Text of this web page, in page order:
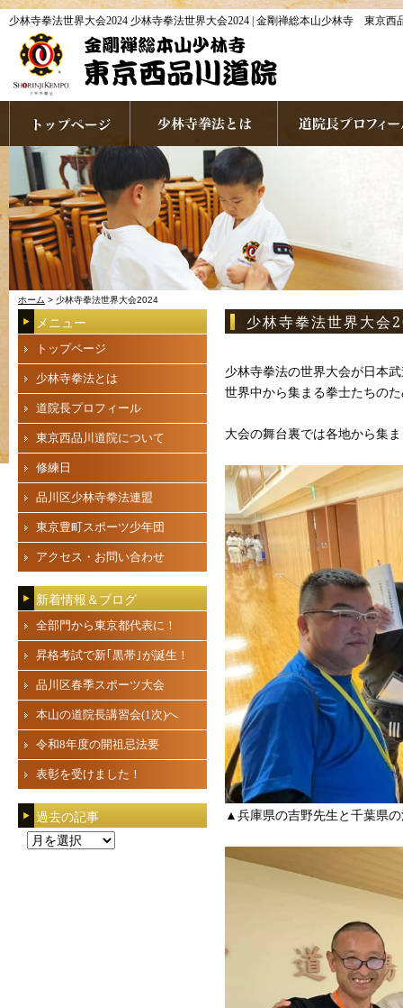
少林寺拳法世界大会2024 少林寺拳法世界大会2024 | 金剛禅総本山少林寺 東京西
ホーム > 少林寺拳法世界大会2024
少林寺拳法世界大会
少林寺拳法の世界大会が日本
世界中から集まる拳士たちの
大会の舞台裏では各地から集
▲兵庫県の吉野先生と千葉県
メニュー
トップページ
少林寺拳法とは
道院長プロフィール
東京西品川道院について
修練日
品川区少林寺拳法連盟
東京豊町スポーツ少年団
アクセス・お問い合わせ
新着情報＆ブログ
全部門から東京都代表に！
昇格考試で新｢黒帯｣が誕生！
品川区春季スポーツ大会
本山の道院長講習会(1次)へ
令和8年度の開祖忌法要
表彰を受けました！
過去の記事